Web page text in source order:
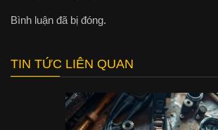
Bình luận đã bị đóng.
TIN TỨC LIÊN QUAN